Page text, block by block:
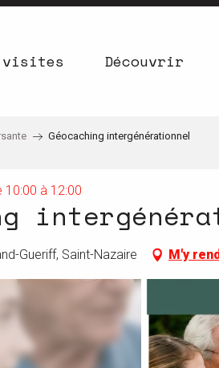
visites Découvrir
Géocaching intergénérationnel
à 12:00
Gueriff, Saint-Nazaire M'y